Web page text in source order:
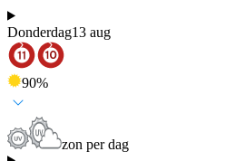
Donderdag13 aug
90%
zon per dag